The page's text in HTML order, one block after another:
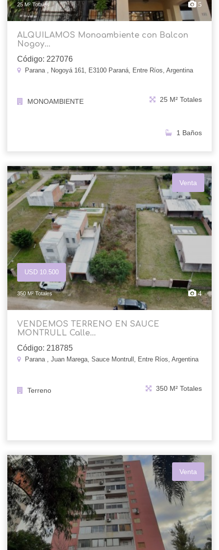
25 M² Totales 5
ALQUILAMOS Monoambiente con Balcon
Nogoy...
Código: 227076
Parana , Nogoyá 161, E3100 Paraná, Entre Ríos, Argentina
MONOAMBIENTE 25 M² Totales
1 Baños
Venta
USD 10.500
350 M² Totales 4
VENDEMOS TERRENO EN SAUCE
MONTRULL Calle...
Código: 218785
Parana , Juan Marega, Sauce Montrull, Entre Ríos, Argentina
Terreno 350 M² Totales
Venta